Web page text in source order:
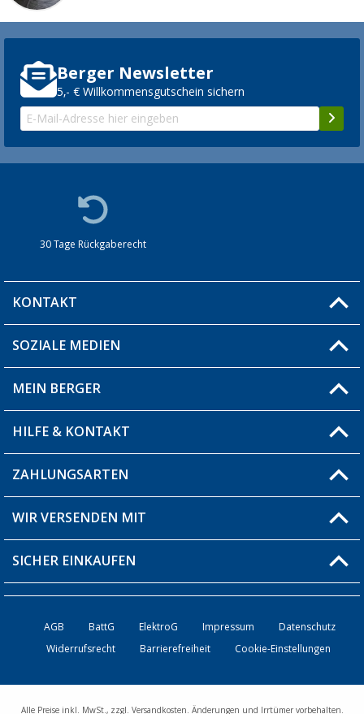
Berger Newsletter
5,- € Willkommensgutschein sichern
30 Tage Rückgaberecht
KONTAKT
Du hast eine Frage?
Filiale finden
SOZIALE MEDIEN
MEIN BERGER
Blog
Produkttester
Über uns
HILFE & KONTAKT
Fragen & Antworten / FAQ
Versandinformationen
Bestellstatus
Kontakt
ZAHLUNGSARTEN
WIR VERSENDEN MIT
SICHER EINKAUFEN
AGB BattG ElektroG Impressum
Datenschutz
Widerrufsrecht
Barrierefreiheit Cookie-Einstellungen
Alle Preise inkl. MwSt., zzgl. Versandkosten. Änderungen und Irrtümer vorbehalten.